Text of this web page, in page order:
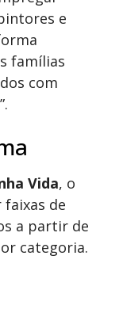
e
famílias
com
Vida, o
faixas de
a partir de
categoria.